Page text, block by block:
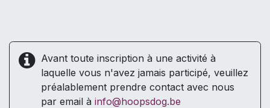
Avant toute inscription à une activité à
laquelle vous n'avez jamais participé, veuillez
préalablement prendre contact avec nous
par email à info@hoopsdog.be